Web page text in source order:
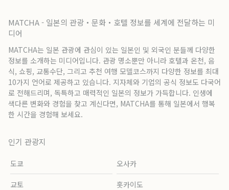
MATCHA - 일본의 관광・문화・호텔 정보를 세계에 전달하는 미
디어
MATCHA는 일본 관광에 관심이 있는 일본인 및 외국인 분들께 다양한
정보를 소개하는 미디어입니다. 관광 명소뿐만 아니라 호텔과 온천, 음
식, 쇼핑, 교통수단, 그리고 추천 여행 모델코스까지 다양한 정보를 최대
10가지 언어로 제공하고 있습니다. 지자체와 기업의 공식 정보도 다국어
로 전해드리며, 독특하고 매력적인 일본의 정보가 가득합니다. 인생에
색다른 변화와 경험을 찾고 계신다면, MATCHA를 통해 일본에서 행복
한 시간을 경험해 보세요.
인기 관광지
도쿄 오사카
교토 홋카이도